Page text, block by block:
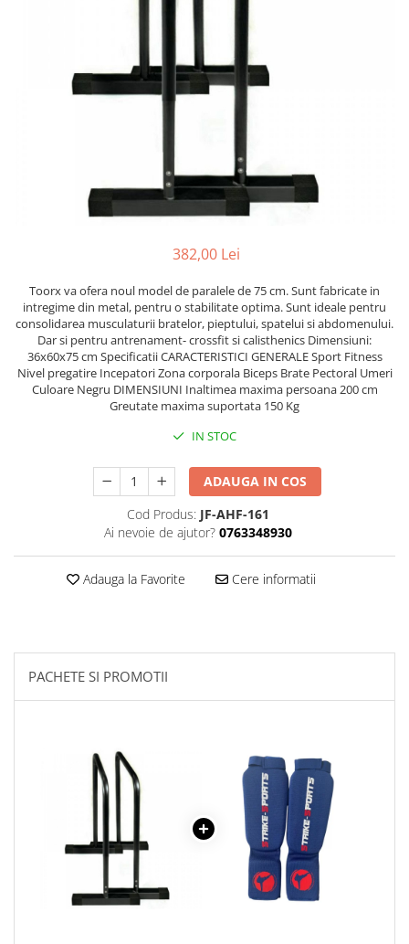
Sisteme de prindere/Accesorii
Minge/Para cu dubla fixare
Perne/Echipamente perete
ArteMartiale/Karate/Kickboxing
Kimono / Gi / Dobok Arte Martiale
Martiale/Karate/Kickboxing
Centuri Arte Martiale/Karate
Arme Arte Martiale
Accesorii/Diverse
Bandaje/Fese/Manusi protectie
Palmare/Perne
Antrenament/Manechini
Palmare/Palete Box/Arte Martiale
Perne Antebrat/Pao
Manechini Arte Martiale
Echipament Antrenori
Imbracaminte sport
Sorturi Kickboxing / MMA
Sepci / Caciuli
Proteze/Protectii dentare
Lupte/Wrestling
Dresuri/Echipament
Accesorii Lupte/Wrestling
Suprafete de lupta/Dotari sala
Suprafete de Lupta/Antrenament
Funii/Franghii Antrenament
Imbracaminte pt Fitness
Benzi Alergare
Corzi/Benzi Elastice/Expandere
Stander/Suport
382,00 Lei
Toorx va ofera noul model de paralele de 75 cm. Sunt fabricate in
intregime din metal, pentru o stabilitate optima. Sunt ideale pentru
consolidarea musculaturii bratelor, pieptului, spatelui si abdomenului.
Dar si pentru antrenament- crossfit si calisthenics Dimensiuni:
36x60x75 cm Specificatii CARACTERISTICI GENERALE Sport Fitness
Nivel pregatire Incepatori Zona corporala Biceps Brate Pectoral Umeri
Culoare Negru DIMENSIUNI Inaltimea maxima persoana 200 cm
Greutate maxima suportata 150 Kg
IN STOC
ADAUGA IN COS
Cod Produs: JF-AHF-161
Ai nevoie de ajutor? 0763348930
Adauga la Favorite Cere informatii
PACHETE SI PROMOTII